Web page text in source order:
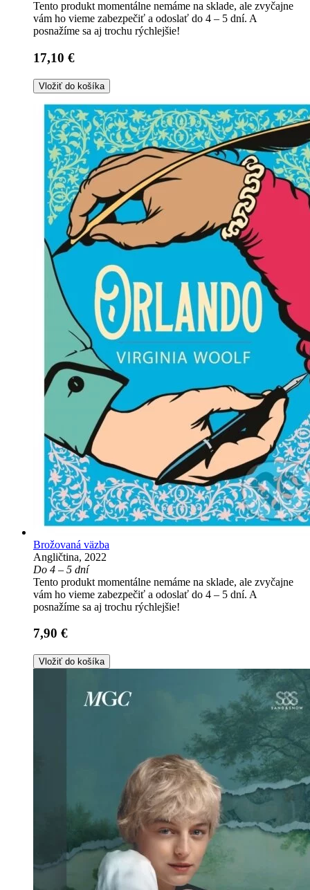
Tento produkt momentálne nemáme na sklade, ale zvyčajne
vám ho vieme zabezpečiť a odoslať do 4 – 5 dní. A
posnažíme sa aj trochu rýchlejšie!
17,10 €
Vložiť do košíka
Brožovaná väzba
Angličtina, 2022
Do 4 – 5 dní
Tento produkt momentálne nemáme na sklade, ale zvyčajne
vám ho vieme zabezpečiť a odoslať do 4 – 5 dní. A
posnažíme sa aj trochu rýchlejšie!
7,90 €
Vložiť do košíka